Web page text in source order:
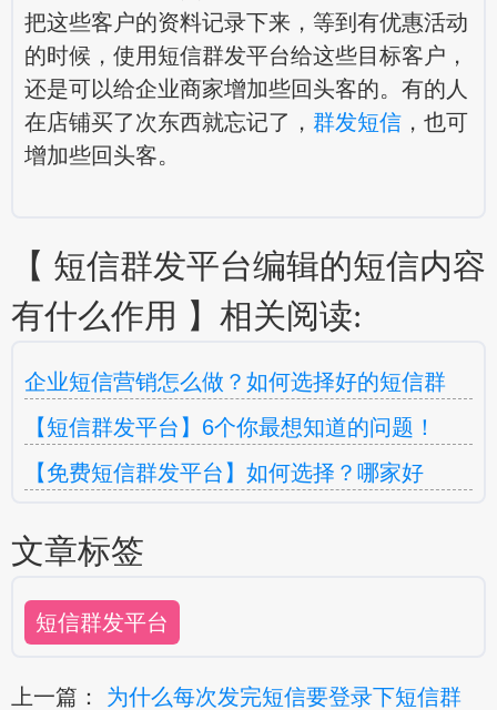
把这些客户的资料记录下来，等到有优惠活动
的时候，使用短信群发平台给这些目标客户，
还是可以给企业商家增加些回头客的。有的人
在店铺买了次东西就忘记了， 群发短信 ，也可
增加些回头客。
【 短信群发平台编辑的短信内容
有什么作用 】相关阅读:
企业短信营销怎么做？如何选择好的短信群
【短信群发平台】6个你最想知道的问题！
【免费短信群发平台】如何选择？哪家好
文章标签
短信群发平台
上一篇： 为什么每次发完短信要登录下短信群